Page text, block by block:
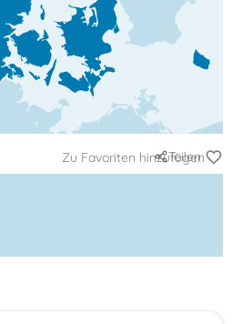
Zu Favoriten hinzufügen
Teilen